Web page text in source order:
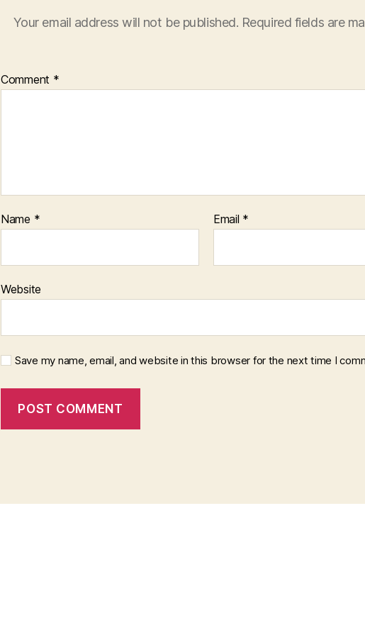
Your email address will not be published. Required fields are
Comment *
Name * Email *
Website
Save my name, email, and website in this browser for the next time I